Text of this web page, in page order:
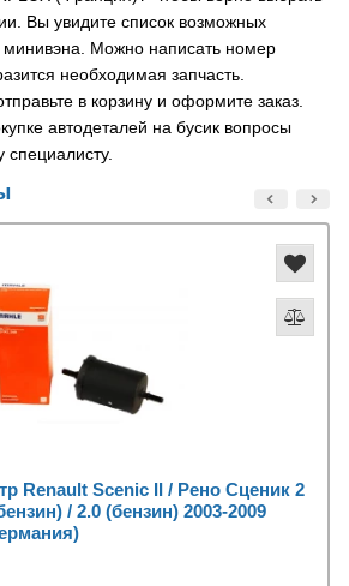
Вы увидите список возможных
минивэна. Можно написать номер
необходимая запчасть.
в корзину и оформите заказ.
автодеталей на бусик вопросы
Renault Scenic II / Рено Сценик 2
/ 2.0 (бензин) 2003-2009